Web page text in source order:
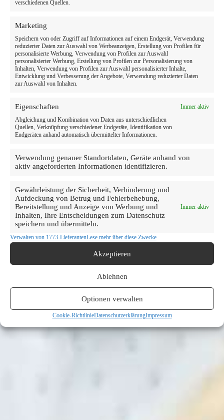
verschiedenen Quellen.
Marketing
Speichern von oder Zugriff auf Informationen auf einem Endgerät, Verwendung
reduzierter Daten zur Auswahl von Werbeanzeigen, Erstellung von Profilen für
personalisierte Werbung, Verwendung von Profilen zur Auswahl
personalisierter Werbung, Erstellung von Profilen zur Personalisierung von
Inhalten, Verwendung von Profilen zur Auswahl personalisierter Inhalte,
Entwicklung und Verbesserung der Angebote, Verwendung reduzierter Daten
zur Auswahl von Inhalten.
Eigenschaften
Immer aktiv
Abgleichung und Kombination von Daten aus unterschiedlichen
Quellen, Verknüpfung verschiedener Endgeräte, Identifikation von
Endgeräten anhand automatisch übermittelter Informationen.
Verwendung genauer Standortdaten, Geräte anhand von
aktiv angeforderten Informationen identifizieren.
Gewährleistung der Sicherheit, Verhinderung und
Aufdeckung von Betrug und Fehlerbehebung,
Bereitstellung und Anzeige von Werbung und
Inhalten, Ihre Entscheidungen zum Datenschutz
speichern und übermitteln.
Immer aktiv
Verwalten von 1773-LieferantenLese mehr über diese Zwecke
Akzeptieren
Ablehnen
Optionen verwalten
Cookie-RichtlinieDatenschutzerklärungImpressum